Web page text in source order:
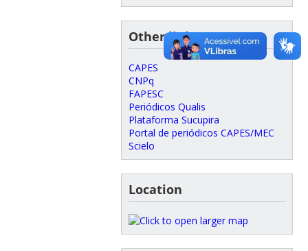
Other links
CAPES
CNPq
FAPESC
Periódicos Qualis
Plataforma Sucupira
Portal de periódicos CAPES/MEC
Scielo
Location